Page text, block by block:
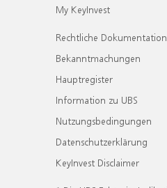
My KeyInvest
Rechtliche Dokumentation
Bekanntmachungen
Hauptregister
Information zu UBS
Nutzungsbedingungen
Datenschutzerklärung
KeyInvest Disclaimer